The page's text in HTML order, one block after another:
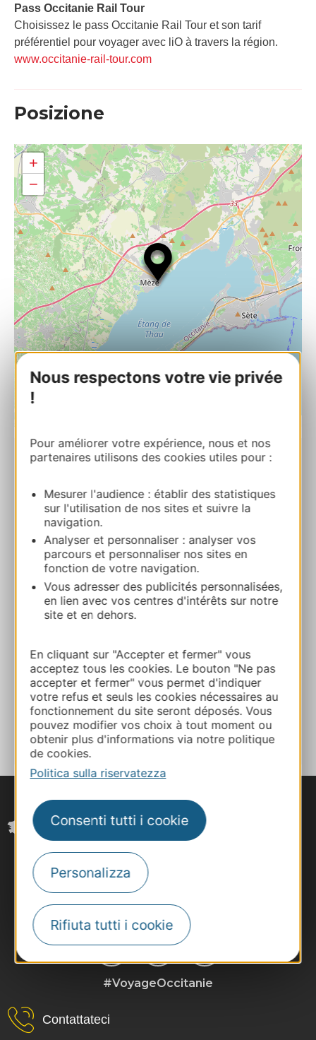
Nous respectons votre vie privée
!
Pour améliorer votre expérience, nous et nos
partenaires utilisons des cookies utiles pour :
Mesurer l'audience : établir des statistiques
sur l'utilisation de nos sites et suivre la
navigation.
Analyser et personnaliser : analyser vos
parcours et personnaliser nos sites en
fonction de votre navigation.
Vous adresser des publicités personnalisées,
en lien avec vos centres d'intérêts sur notre
site et en dehors.
En cliquant sur "Accepter et fermer" vous
acceptez tous les cookies. Le bouton "Ne pas
accepter et fermer" vous permet d'indiquer
votre refus et seuls les cookies nécessaires au
fonctionnement du site seront déposés. Vous
pouvez modifier vos choix à tout moment ou
obtenir plus d'informations via notre politique
de cookies.
Politica sulla riservatezza
Consenti tutti i cookie
Personalizza
Rifiuta tutti i cookie
Pass Occitanie Rail Tour​
Choisissez le pass Occitanie Rail Tour et son tarif
préférentiel pour voyager avec liO à travers la région.
www.occitanie-rail-tour.com
Posizione
+
−
SOCIÉTÉ NAUTIQUE DU BASSIN DE
Quai GuitardMaison de la Mer 34140 MEZE
Calcola il tuo percorso
+33 4 67 43 56 84
Sito web
AGGIUNGI
AL TACCUINO
#VoyageOccitanie
Contattateci